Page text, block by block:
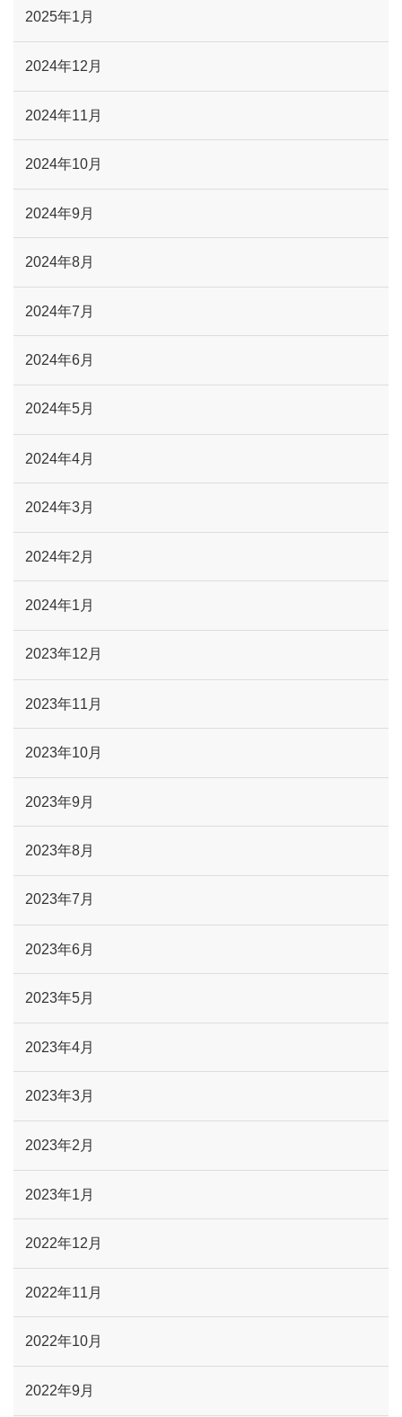
2025年1月
2024年12月
2024年11月
2024年10月
2024年9月
2024年8月
2024年7月
2024年6月
2024年5月
2024年4月
2024年3月
2024年2月
2024年1月
2023年12月
2023年11月
2023年10月
2023年9月
2023年8月
2023年7月
2023年6月
2023年5月
2023年4月
2023年3月
2023年2月
2023年1月
2022年12月
2022年11月
2022年10月
2022年9月